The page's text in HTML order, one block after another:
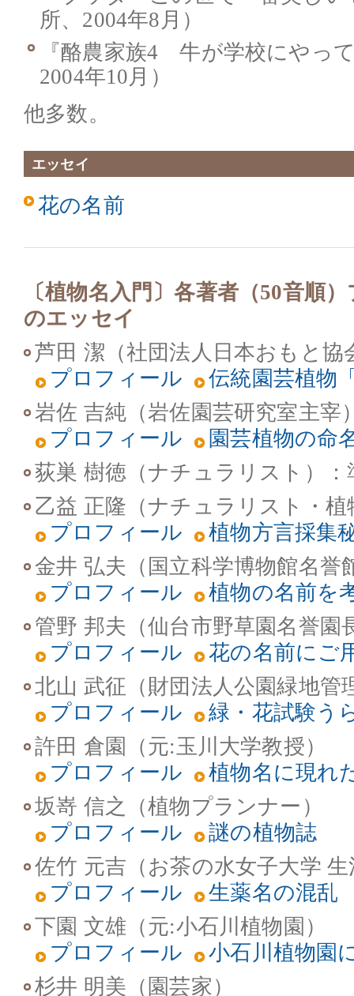
所、2004年8月）
『酪農家族4 牛が学校にやっ
2004年10月）
他多数。
エッセイ
花の名前
〔植物名入門〕各著者（50音順
のエッセイ
芦田 潔（社団法人日本おもと協
プロフィール
伝統園芸植物
岩佐 吉純（岩佐園芸研究室主宰
プロフィール
園芸植物の命
荻巣 樹徳（ナチュラリスト）
乙益 正隆（ナチュラリスト・植
プロフィール
植物方言採集
金井 弘夫（国立科学博物館名誉
プロフィール
植物の名前を
管野 邦夫（仙台市野草園名誉園
プロフィール
花の名前にご
北山 武征（財団法人公園緑地管
プロフィール
緑・花試験う
許田 倉園（元:玉川大学教授）
プロフィール
植物名に現れ
坂嵜 信之（植物プランナー）
プロフィール
謎の植物誌
佐竹 元吉（お茶の水女子大学
プロフィール
生薬名の混乱
下園 文雄（元:小石川植物園）
プロフィール
小石川植物園
杉井 明美（園芸家）